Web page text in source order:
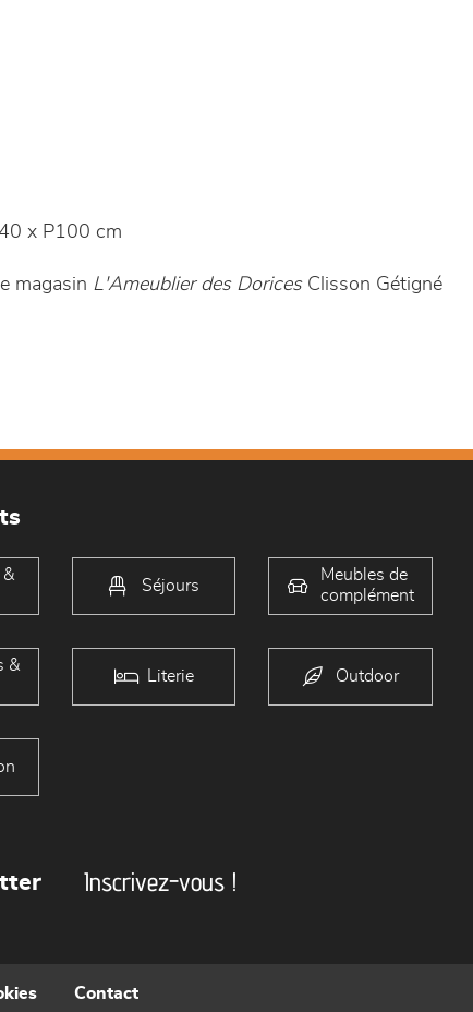
x P100 cm
magasin L'Ameublier des DoricesClisson Gétigné
&
Séjours
Meubles de
complément
&
Literie Outdoor
Inscrivez-vous !
Contact